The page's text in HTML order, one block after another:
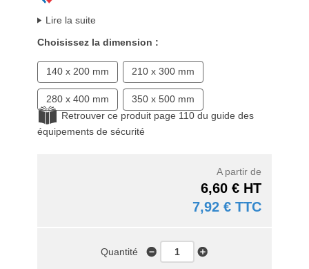
Lire la suite
Choisissez la dimension :
140 x 200 mm 210 x 300 mm
280 x 400 mm
350 x 500 mm
Retrouver ce produit page 110 du guide des
équipements de sécurité
A partir de
6,60 € HT
7,92 € TTC
Quantité